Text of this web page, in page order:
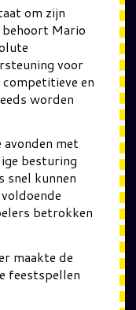
om zijn
Mario
voor
en
worden
avonden met
besturing
snel kunnen
betrokken
maakte de
feestspellen